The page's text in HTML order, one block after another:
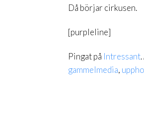
Då börjar cirkusen.
[purpleline]
Pingat på Intressant
gammelmedia,